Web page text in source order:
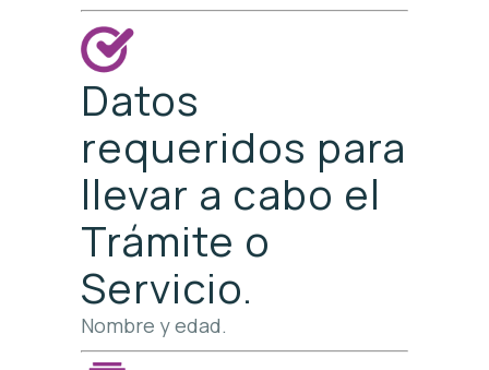
Datos
requeridos para
llevar a cabo el
Trámite o
Servicio.
Nombre y edad.